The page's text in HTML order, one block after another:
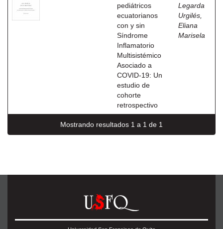
pediátricos
ecuatorianos
con y sin
Síndrome
Inflamatorio
Multisistémico
Asociado a
COVID-19: Un
estudio de
cohorte
retrospectivo
Legarda
Urgilés,
Eliana
Marisela
Mostrando resultados 1 a 1 de 1